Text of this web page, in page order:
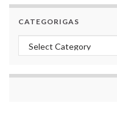
CATEGORIGAS
Categorigas